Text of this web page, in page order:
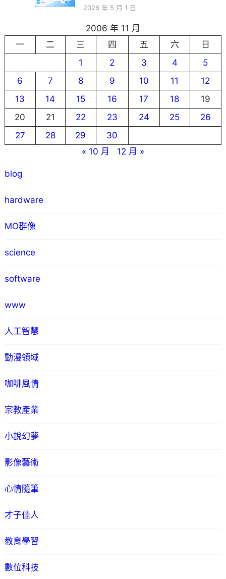
2026 年 5 月 1 日
2006 年 11 月
一
二 三 四 五 六
日
1
2 3 4
5
6
7 8 9 10 11
12
13
14 15 16 17 18
19
20
21 22 23 24 25
26
27
28 29
30
« 10 月
12 月 »
blog
hardware
MO群像
science
software
www
人工智慧
動漫領域
咖啡風情
宗教產業
小說幻夢
影像藝術
心情隨筆
才子佳人
教育學習
數位科技